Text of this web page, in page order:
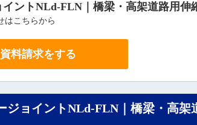
ントNLd-FLN｜橋梁・高架道路用伸
はこちらから
資料請求をする
ョイントNLd-FLN｜橋梁・高架